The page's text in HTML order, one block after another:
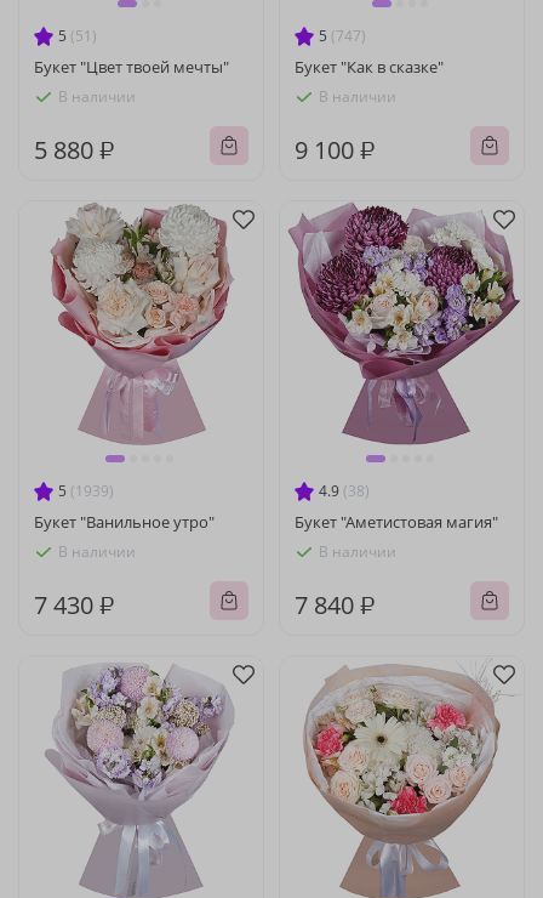
5 (51)
Букет "Цвет твоей мечты"
В наличии
5 880 ₽
5 (747)
Букет "Как в сказке"
В наличии
9 100 ₽
5 (1939)
Букет "Ванильное утро"
В наличии
7 430 ₽
4.9 (38)
Букет "Аметистовая магия"
В наличии
7 840 ₽